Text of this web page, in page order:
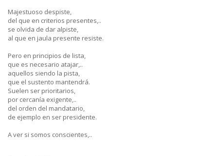
Majestuoso despiste,
del que en criterios presentes,..
se olvida de dar alpiste,
al que en jaula presente resiste.
Pero en principios de lista,
que es necesario atajar,..
aquellos siendo la pista,
que el sustento mantendrá.
Suelen ser prioritarios,
por cercanía exigente,..
del orden del mandatario,
de ejemplo en ser presidente.
A ver si somos conscientes,..